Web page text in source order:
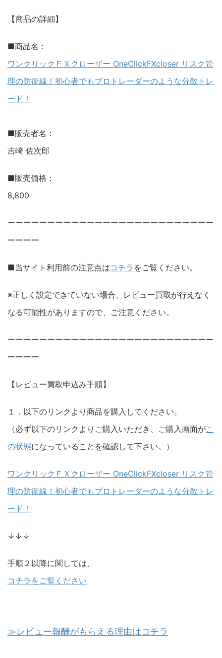
【商品の詳細】
■商品名：
ワンクリックＦＸクローザー OneClickFXcloser リスク管
理の防衛線！初心者でもプロトレーダーのような分散トレ
ード！
■販売者名：
吉崎 佐次郎
■販売価格：
8,800
ーーーーーーーーーーーーーーーーーーーーーーーーーー
ーーーー
■当サイト利用前の注意点はコチラ をご覧ください。
※正しく設定できていない場合、レビュー買取が行えなく
なる可能性がありますので、ご注意ください。
ーーーーーーーーーーーーーーーーーーーーーーーーーー
ーーーー
【レビュー買取申込み手順】
１．以下のリンクより商品を購入してください。
（必ず以下のリンクよりご購入いただき、ご購入画面がこ
の状態になっていることを確認して下さい。）
ワンクリックＦＸクローザー OneClickFXcloser リスク管
理の防衛線！初心者でもプロトレーダーのような分散トレ
ード！
↓↓↓
手順２以降に関しては、
コチラをご覧ください
≫レビュー報酬がもらえる理由はコチラ